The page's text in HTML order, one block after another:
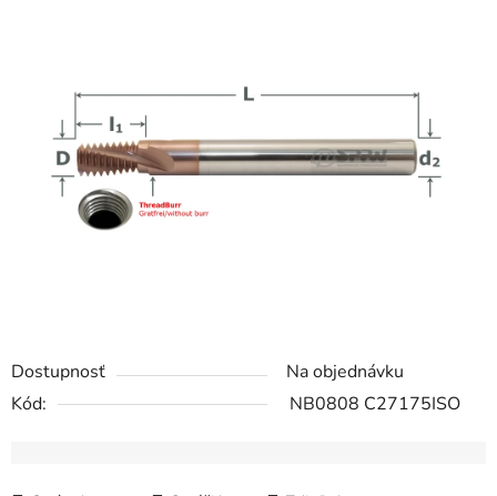
Dostupnosť
Na objednávku
Kód:
NB0808 C27175ISO
hviezdičiek.